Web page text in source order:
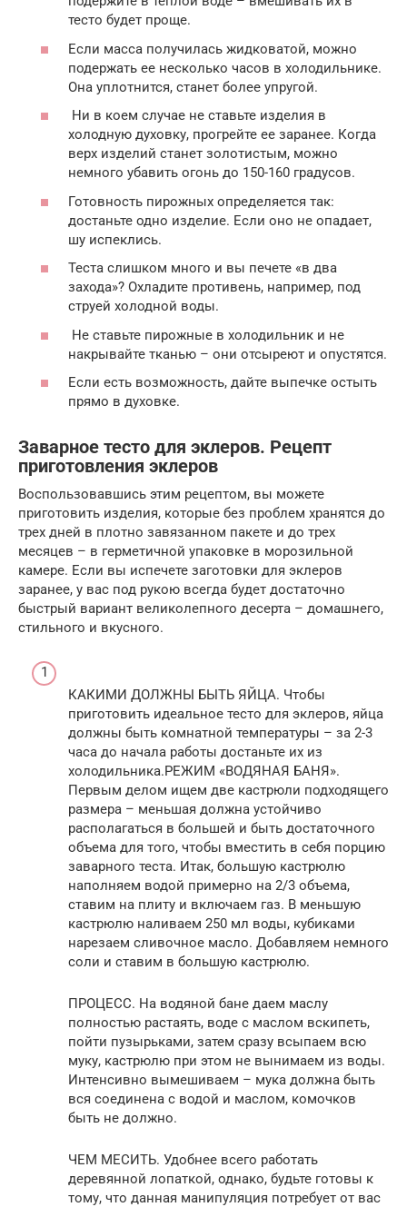
тесто будет проще.
Если масса получилась жидковатой, можно
подержать ее несколько часов в холодильнике.
Она уплотнится, станет более упругой.
Ни в коем случае не ставьте изделия в
холодную духовку, прогрейте ее заранее. Когда
верх изделий станет золотистым, можно
немного убавить огонь до 150-160 градусов.
Готовность пирожных определяется так:
достаньте одно изделие. Если оно не опадает,
шу испеклись.
Теста слишком много и вы печете «в два
захода»? Охладите противень, например, под
струей холодной воды.
Не ставьте пирожные в холодильник и не
накрывайте тканью – они отсыреют и опустятся.
Если есть возможность, дайте выпечке остыть
прямо в духовке.
Заварное тесто для эклеров. Рецепт
приготовления эклеров
Воспользовавшись этим рецептом, вы можете
приготовить изделия, которые без проблем хранятся до
трех дней в плотно завязанном пакете и до трех
месяцев – в герметичной упаковке в морозильной
камере. Если вы испечете заготовки для эклеров
заранее, у вас под рукою всегда будет достаточно
быстрый вариант великолепного десерта – домашнего,
стильного и вкусного.
КАКИМИ ДОЛЖНЫ БЫТЬ ЯЙЦА. Чтобы
приготовить идеальное тесто для эклеров, яйца
должны быть комнатной температуры – за 2-3
часа до начала работы достаньте их из
холодильника.РЕЖИМ «ВОДЯНАЯ БАНЯ».
Первым делом ищем две кастрюли подходящего
размера – меньшая должна устойчиво
располагаться в большей и быть достаточного
объема для того, чтобы вместить в себя порцию
заварного теста. Итак, большую кастрюлю
наполняем водой примерно на 2/3 объема,
ставим на плиту и включаем газ. В меньшую
кастрюлю наливаем 250 мл воды, кубиками
нарезаем сливочное масло. Добавляем немного
соли и ставим в большую кастрюлю.
ПРОЦЕСС. На водяной бане даем маслу
полностью растаять, воде с маслом вскипеть,
пойти пузырьками, затем сразу всыпаем всю
муку, кастрюлю при этом не вынимаем из воды.
Интенсивно вымешиваем – мука должна быть
вся соединена с водой и маслом, комочков
быть не должно.
ЧЕМ МЕСИТЬ. Удобнее всего работать
деревянной лопаткой, однако, будьте готовы к
тому, что данная манипуляция потребует от вас